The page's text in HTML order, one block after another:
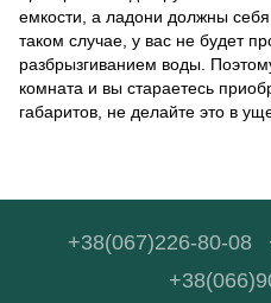
емкости, а ладони должны
таком случае, у вас не будет
разбрызгиванием воды.
комната и вы стараетесь
габаритов, не делайте это в
+38(067)226-80-08